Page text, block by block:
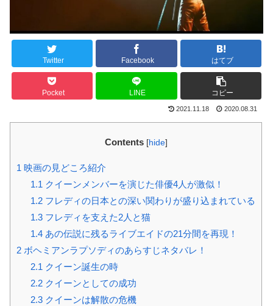
Twitter Facebook はてブ
Pocket LINE コピー
2021.11.18 2020.08.31
Contents [hide]
1 映画の見どころ紹介
1.1 クイーンメンバーを演じた俳優4人が激似！
1.2フレディの日本との深い関わりが盛り込まれている
1.3フレディを支えた2人と猫
1.4あの伝説に残るライブエイドの21分間を再現！
2 ボヘミアンラプソディのあらすじネタバレ！
2.1 クイーン誕生の時
2.2クイーンとしての成功
2.3クイーンは解散の危機